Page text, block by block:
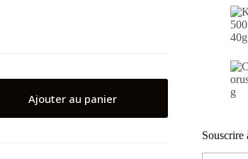
Ajouter au panier
Souscrire